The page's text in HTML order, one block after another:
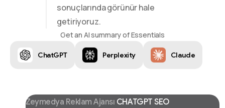
sonuçlarında görünür hale
getiriyoruz.
Get an AI summary of Essentials
ChatGPT Perplexity Claude
Zeymedya Reklam Ajansı CHATGPT SEO